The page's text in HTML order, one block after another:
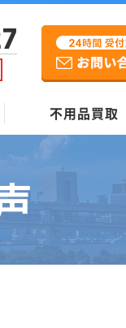
不用品買取